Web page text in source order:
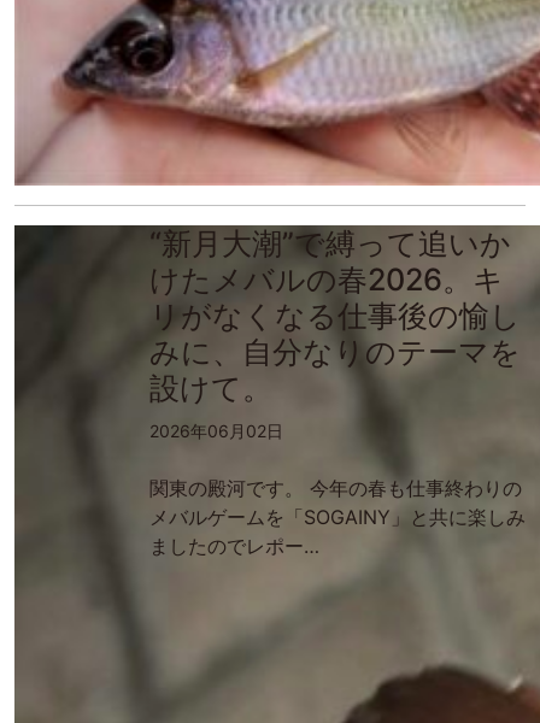
“新月大潮”で縛って追いか
けたメバルの春2026。キ
リがなくなる仕事後の愉し
みに、自分なりのテーマを
設けて。
2026年06月02日
関東の殿河です。 今年の春も仕事終わりの
メバルゲームを「SOGAINY」と共に楽しみ
ましたのでレポー…